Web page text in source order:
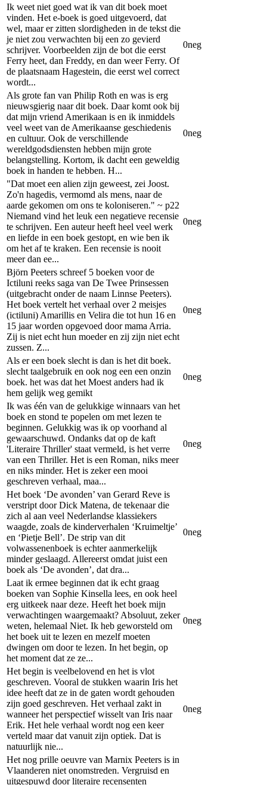
Ik weet niet goed wat ik van dit boek moet
vinden. Het e-boek is goed uitgevoerd, dat
wel, maar er zitten slordigheden in de tekst die
je niet zou verwachten bij een zo gevierd
schrijver. Voorbeelden zijn de bot die eerst
Ferry heet, dan Freddy, en dan weer Ferry. Of
de plaatsnaam Hagestein, die eerst wel correct
wordt...
0neg
Als grote fan van Philip Roth en was is erg
nieuwsgierig naar dit boek. Daar komt ook bij
dat mijn vriend Amerikaan is en ik inmiddels
veel weet van de Amerikaanse geschiedenis
en cultuur. Ook de verschillende
wereldgodsdiensten hebben mijn grote
belangstelling. Kortom, ik dacht een geweldig
boek in handen te hebben. H...
0neg
"Dat moet een alien zijn geweest, zei Joost.
Zo'n hagedis, vermomd als mens, naar de
aarde gekomen om ons te koloniseren." ~ p22
Niemand vind het leuk een negatieve recensie
te schrijven. Een auteur heeft heel veel werk
en liefde in een boek gestopt, en wie ben ik
om het af te kraken. Een recensie is nooit
meer dan ee...
0neg
Björn Peeters schreef 5 boeken voor de
Ictiluni reeks saga van De Twee Prinsessen
(uitgebracht onder de naam Linnse Peeters).
Het boek vertelt het verhaal over 2 meisjes
(ictiluni) Amarillis en Velira die tot hun 16 en
15 jaar worden opgevoed door mama Arria.
Zij is niet echt hun moeder en zij zijn niet echt
zussen. Z...
0neg
Als er een boek slecht is dan is het dit boek.
slecht taalgebruik en ook nog een een onzin
boek. het was dat het Moest anders had ik
hem gelijk weg gemikt
0neg
Ik was één van de gelukkige winnaars van het
boek en stond te popelen om met lezen te
beginnen. Gelukkig was ik op voorhand al
gewaarschuwd. Ondanks dat op de kaft
'Literaire Thriller' staat vermeld, is het verre
van een Thriller. Het is een Roman, niks meer
en niks minder. Het is zeker een mooi
geschreven verhaal, maa...
0neg
Het boek ‘De avonden’ van Gerard Reve is
verstript door Dick Matena, de tekenaar die
zich al aan veel Nederlandse klassiekers
waagde, zoals de kinderverhalen ‘Kruimeltje’
en ‘Pietje Bell’. De strip van dit
volwassenenboek is echter aanmerkelijk
minder geslaagd. Allereerst omdat juist een
boek als ‘De avonden’, dat dra...
0neg
Laat ik ermee beginnen dat ik echt graag
boeken van Sophie Kinsella lees, en ook heel
erg uitkeek naar deze. Heeft het boek mijn
verwachtingen waargemaakt? Absoluut, zeker
weten, helemaal Niet. Ik heb geworsteld om
het boek uit te lezen en mezelf moeten
dwingen om door te lezen. In het begin, op
het moment dat ze ze...
0neg
Het begin is veelbelovend en het is vlot
geschreven. Vooral de stukken waarin Iris het
idee heeft dat ze in de gaten wordt gehouden
zijn goed geschreven. Het verhaal zakt in
wanneer het perspectief wisselt van Iris naar
Erik. Het hele verhaal wordt nog een keer
verteld maar dat vanuit zijn optiek. Dat is
natuurlijk nie...
0neg
Het nog prille oeuvre van Marnix Peeters is in
Vlaanderen niet onomstreden. Vergruisd en
uitgespuwd door literaire recensenten